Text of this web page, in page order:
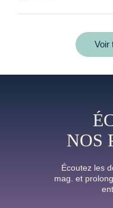
Voir
NOS
Écoutez les
mag. et